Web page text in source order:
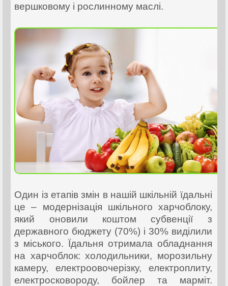
вершковому і рослинному маслі.
Один із етапів змін в нашій шкільній їдальні
це – модернізація шкільного харчоблоку,
який оновили коштом субвенції з
державного бюджету (70%) і 30% виділили
з міського. Їдальня отримала обладнання
на харчоблок: холодильники, морозильну
камеру, електроовочерізку, електроплиту,
електросковороду, бойлер та марміт.